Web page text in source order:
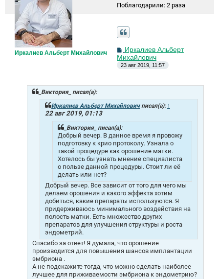
Иркалиев Альберт Михайлович
Поблагодарили: 2 раза
С
о
о
б
е
Иркалиев Альберт
Михайлович
23 авг 2019, 11:57
_Виктория_ писал(а):
Иркалиев Альберт Михайловичписал(а): ↑
22 авг 2019, 01:13
_Виктория_ писал(а):
Добрый вечер. В данное время я провожу
подготовку к крио протоколу. Узнала о
такой процедуре как орошение матки.
Хотелось бы узнать мнение специалиста
о пользе данной процедуры. Стоит ли её
делать или нет?
Добрый вечер. Все зависит от того для чего мы
делаем орошения и какого эффекта хотим
добиться, какие препараты используются. Я
придерживаюсь минимального воздействия на
полость матки. Есть множество других
препаратов для улучшения структуры и роста
эндометрий.
Спасибо за ответ! Я думала, что орошение
производится для повышения шансов имплантации
эмбриона .
А не подскажите тогда, что можно сделать наиболее
лучшее для приживаемости эмбриона к эндометрию?